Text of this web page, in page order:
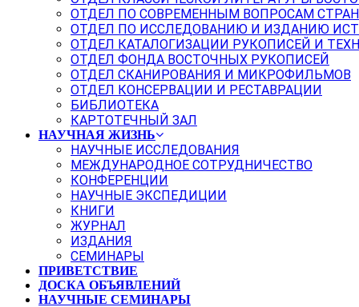
ОТДЕЛ ПО СОВРЕМЕННЫМ ВОПРОСАМ
ОТДЕЛ ПО ИССЛЕДОВАНИЮ И ИЗДАНИЮ
ОТДЕЛ КАТАЛОГИЗАЦИИ РУКОПИСЕЙ И
ОТДЕЛ ФОНДА ВОСТОЧНЫХ РУКОПИСЕЙ
ОТДЕЛ СКАНИРОВАНИЯ И МИКРОФИЛЬМОВ
ОТДЕЛ КОНСЕРВАЦИИ И РЕСТАВРАЦИИ
БИБЛИОТЕКА
КАРТОТЕЧНЫЙ ЗАЛ
НАУЧНАЯ ЖИЗНЬ
НАУЧНЫЕ ИССЛЕДОВАНИЯ
МЕЖДУНАРОДНОЕ СОТРУДНИЧЕСТВО
КОНФЕРЕНЦИИ
НАУЧНЫЕ ЭКСПЕДИЦИИ
КНИГИ
ЖУРНАЛ
ИЗДАНИЯ
СЕМИНАРЫ
ПРИВЕТСТВИЕ
ДОСКА ОБЪЯВЛЕНИЙ
НАУЧНЫЕ СЕМИНАРЫ